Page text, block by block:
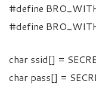
#define
#define
char ssid[] =
char pass[] =